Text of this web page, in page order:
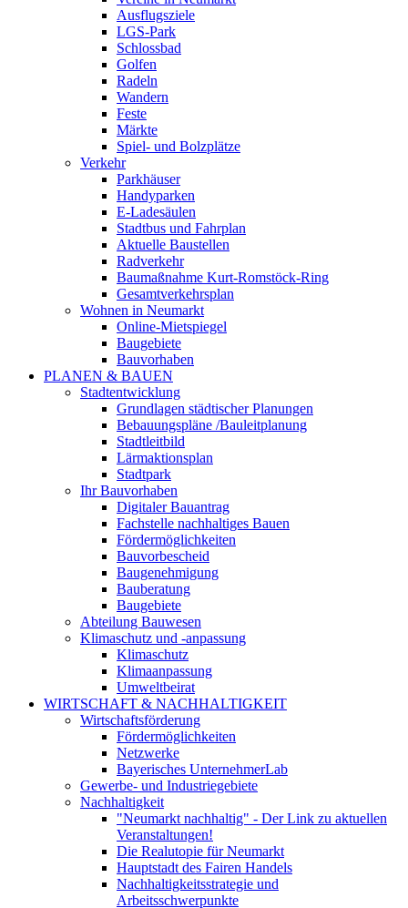
Ausflugsziele
LGS-Park
Schlossbad
Golfen
Radeln
Wandern
Feste
Märkte
Spiel- und Bolzplätze
Verkehr
Parkhäuser
Handyparken
E-Ladesäulen
Stadtbus und Fahrplan
Aktuelle Baustellen
Radverkehr
Baumaßnahme Kurt-Romstöck-Ring
Gesamtverkehrsplan
Wohnen in Neumarkt
Online-Mietspiegel
Baugebiete
Bauvorhaben
PLANEN & BAUEN
Stadtentwicklung
Grundlagen städtischer Planungen
Bebauungspläne /Bauleitplanung
Stadtleitbild
Lärmaktionsplan
Stadtpark
Ihr Bauvorhaben
Digitaler Bauantrag
Fachstelle nachhaltiges Bauen
Fördermöglichkeiten
Bauvorbescheid
Baugenehmigung
Bauberatung
Baugebiete
Abteilung Bauwesen
Klimaschutz und -anpassung
Klimaschutz
Klimaanpassung
Umweltbeirat
WIRTSCHAFT & NACHHALTIGKEIT
Wirtschaftsförderung
Fördermöglichkeiten
Netzwerke
Bayerisches UnternehmerLab
Gewerbe- und Industriegebiete
Nachhaltigkeit
"Neumarkt nachhaltig" - Der Link zu aktuellen
Veranstaltungen!
Die Realutopie für Neumarkt
Hauptstadt des Fairen Handels
Nachhaltigkeitsstrategie und
Arbeitsschwerpunkte